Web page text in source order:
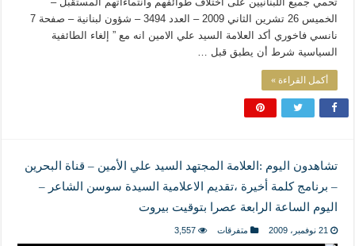
الخميس 26 تشرين الثاني 2009 – العدد 3494 – شؤون لبنانية – صفحة 7
نانسي فاخوري أكد العلامة السيد علي الامين انه مع ” إلغاء الطائفية
السياسية شرط أن يطبق قبل …
أكمل القراءة »
تشاهدون اليوم :العلامة المجتهد السيد علي الأمين – قناة البحرين
– برنامج كلمة أخيرة ،تقديم الاعلامية السيدة سوسن الشاعر –
اليوم الساعة الرابعة عصرا بتوقيت بيروت
21 نوفمبر، 2009 متفرقات 3,557